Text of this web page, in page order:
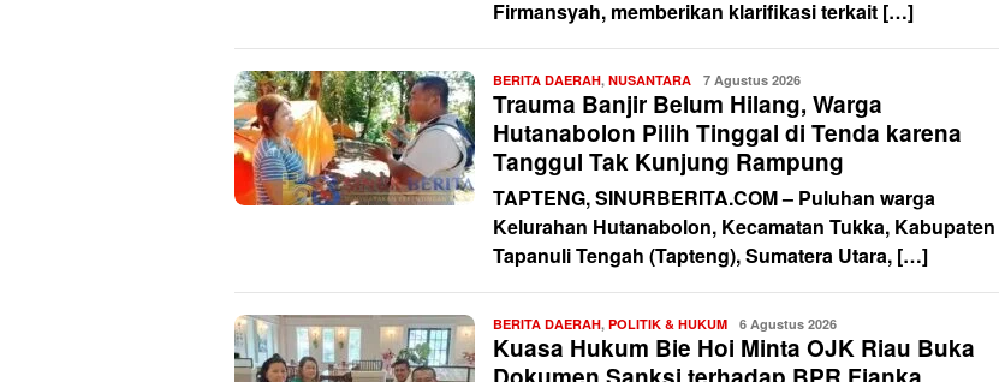
Firmansyah, memberikan klarifikasi terkait […]
BERITA DAERAH, NUSANTARA Redaksi
7 Agustus 2026
Trauma Banjir Belum Hilang, Warga
Hutanabolon Pilih Tinggal di Tenda karena
Tanggul Tak Kunjung Rampung
TAPTENG, SINURBERITA.COM – Puluhan warga
Kelurahan Hutanabolon, Kecamatan Tukka, Kabupaten
Tapanuli Tengah (Tapteng), Sumatera Utara, […]
BERITA DAERAH, POLITIK & HUKUM Redaksi
6 Agustus 2026
Kuasa Hukum Bie Hoi Minta OJK Riau Buka